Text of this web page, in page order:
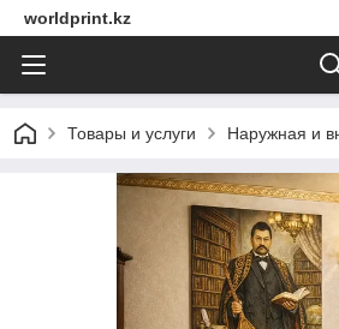
worldprint.kz
Товары и услуги Наружная и